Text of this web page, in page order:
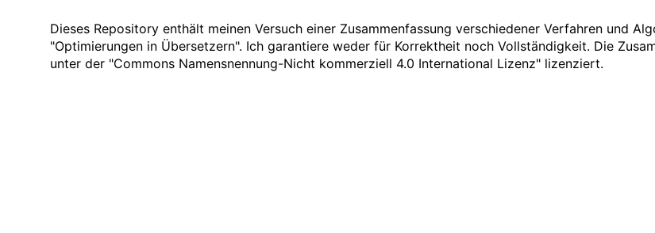
Dieses Repository enthält meinen Versuch einer Zusammenfassung verschiedener Verfahren und
"Optimierungen in Übersetzern". Ich garantiere weder für Korrektheit noch Vollständigkeit. Die
unter der "Commons Namensnennung-Nicht kommerziell 4.0 International Lizenz" lizenziert.